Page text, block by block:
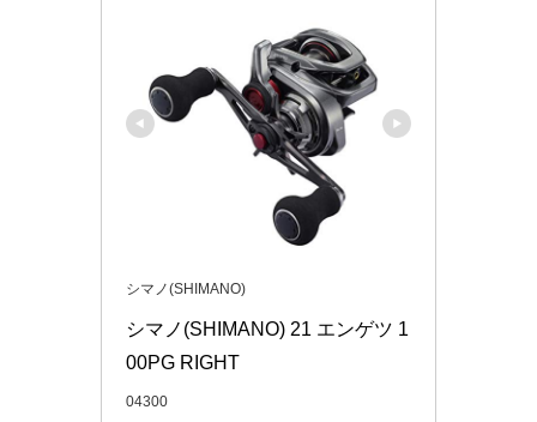
シマノ(SHIMANO)
シマノ(SHIMANO) 21 エンゲツ 1
00PG RIGHT
04300